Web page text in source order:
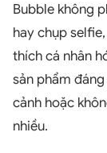
Bubble không
hay chụp
thích cá nhân
sản phẩm
cảnh hoặc
nhiều.